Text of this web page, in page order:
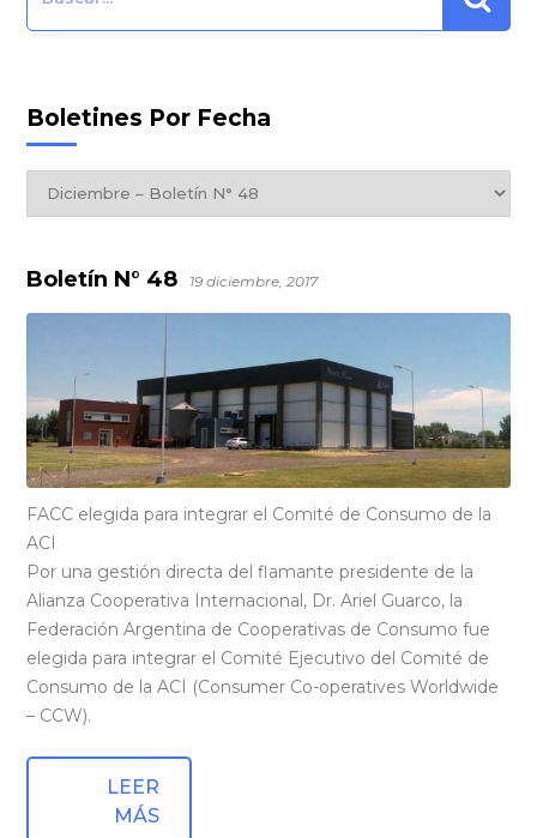
Boletín N° 48 19 diciembre, 2017
FACC elegida para integrar el Comité de Consumo de la
ACI
Por una gestión directa del flamante presidente de la
Alianza Cooperativa Internacional, Dr. Ariel Guarco, la
Federación Argentina de Cooperativas de Consumo fue
elegida para integrar el Comité Ejecutivo del Comité de
Consumo de la ACI (Consumer Co-operatives Worldwide
– CCW).
LEER
MÁS
Boletines Por Fecha
Boletines
por